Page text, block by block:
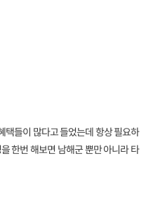
택들이 많다고 들었는데 항상 필요하
한번 해보면 남해군 뿐만 아니라 타